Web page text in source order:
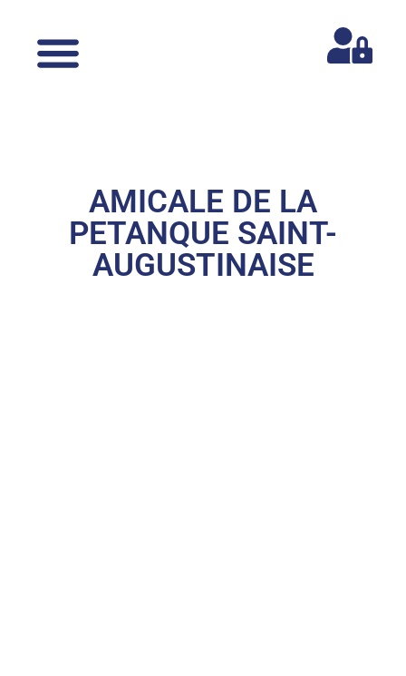
AMICALE DE LA
PETANQUE SAINT-
AUGUSTINAISE